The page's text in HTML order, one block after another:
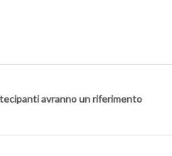
avranno un riferimento